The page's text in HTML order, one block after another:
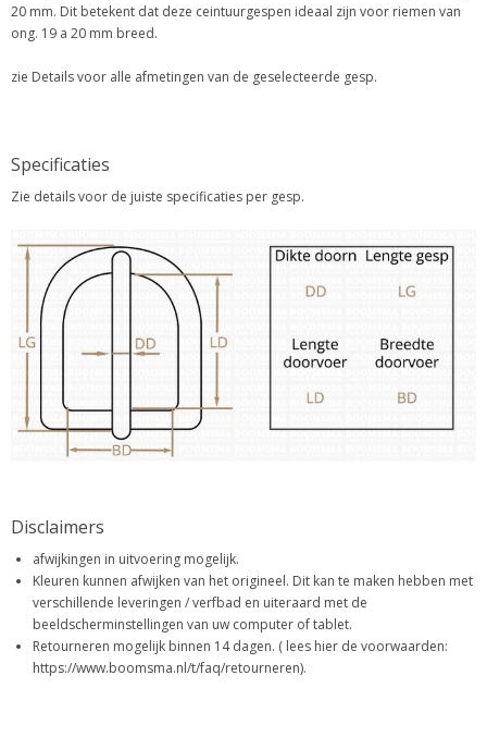
20 mm. Dit betekent dat deze ceintuurgespen ideaal zijn voor riemen van
ong. 19 a 20 mm breed.
zie Details voor alle afmetingen van de geselecteerde gesp.
Specificaties
Zie details voor de juiste specificaties per gesp.
Disclaimers
afwijkingen in uitvoering mogelijk.
Kleuren kunnen afwijken van het origineel. Dit kan te maken hebben met
verschillende leveringen / verfbad en uiteraard met de
beeldscherminstellingen van uw computer of tablet.
Retourneren mogelijk binnen 14 dagen. ( lees hier de voorwaarden:
https://www.boomsma.nl/t/faq/retourneren).